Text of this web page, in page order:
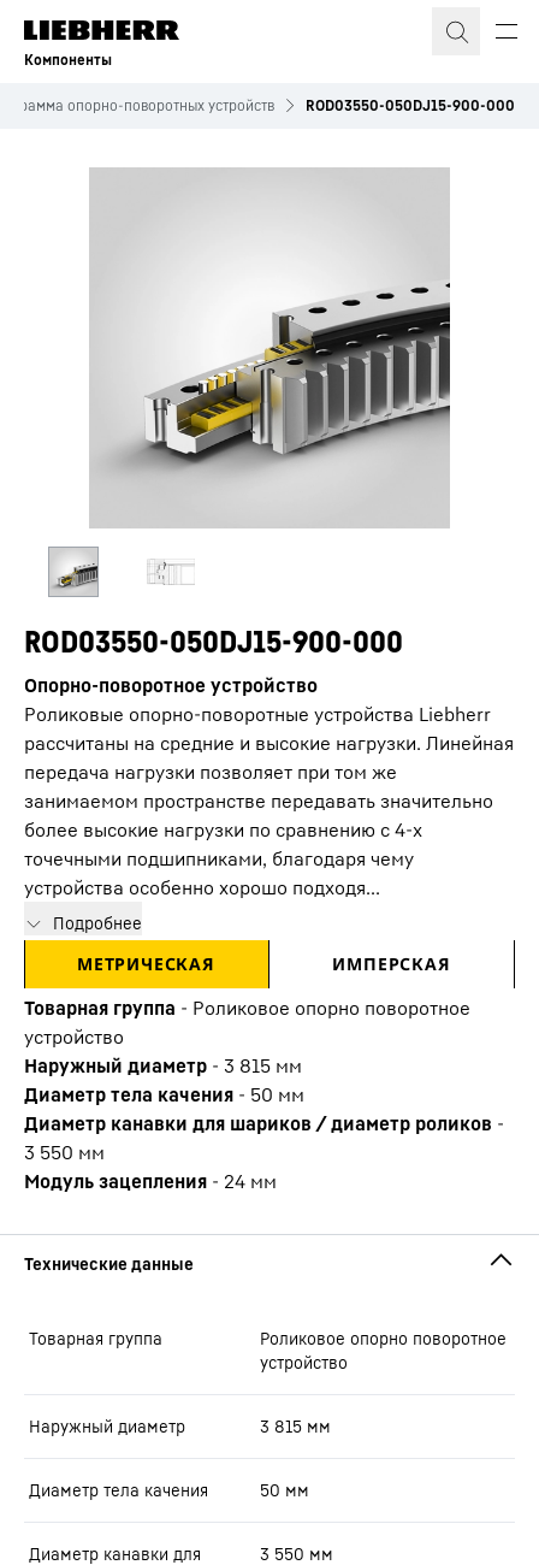
Компоненты
опорно-поворотных устройств ROD03550-050DJ15-900-000
ROD03550-050DJ15-900-000
Опорно-поворотное устройство
Роликовые опорно-поворотные устройства Liebherr
рассчитаны на средние и высокие нагрузки. Линейная
передача нагрузки позволяет при том же
занимаемом пространстве передавать значительно
более высокие нагрузки по сравнению с 4-х
точечными подшипниками, благодаря чему
устройства особенно хорошо подходя...
Подробнее
МЕТРИЧЕСКАЯ ИМПЕРСКАЯ
Товарная группа - Роликовое опорно поворотное
устройство
Наружный диаметр - 3 815 мм
Диаметр тела качения - 50 мм
Диаметр канавки для шариков / диаметр роликов -
3 550 мм
Модуль зацепления - 24 мм
Товарная группа
Роликовое опорно поворотное
устройство
Наружный диаметр 3 815 мм
Диаметр тела качения 50 мм
Диаметр канавки для
3 550 мм